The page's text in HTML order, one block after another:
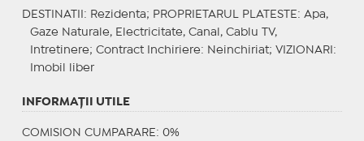
DESTINATII : Rezidenta; PROPRIETARUL PLATESTE : Apa,
Gaze Naturale, Electricitate, Canal, Cablu TV,
Intretinere; Contract Inchiriere: Neinchiriat; VIZIONARI :
Imobil liber
INFORMAŢII UTILE
COMISION CUMPARARE: 0%